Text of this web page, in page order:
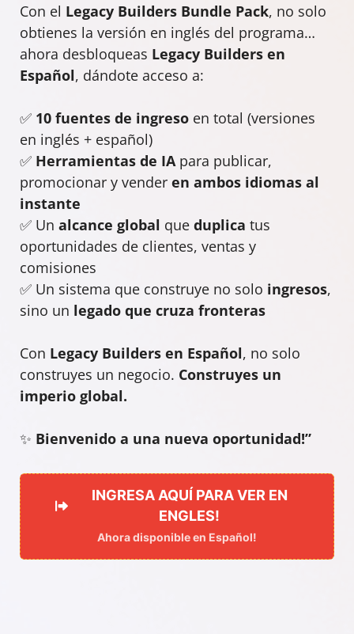
Con el Legacy Builders Bundle Pack, no solo
obtienes la versión en inglés del programa…
ahora desbloqueas Legacy Builders en
Español, dándote acceso a:
✅ 10 fuentes de ingreso en total (versiones
en inglés + español)
✅ Herramientas de IApara publicar,
promocionar y vender en ambos idiomas al
instante
✅ Un alcance global que duplica tus
oportunidades de clientes, ventas y
comisiones
✅ Un sistema que construye no solo ingresos,
sino un legado que cruza fronteras
Con Legacy Builders en Español, no solo
construyes un negocio. Construyes un
imperio global.
✨ Bienvenido a una nueva oportunidad!”
INGRESA AQUÍ PARA VER EN
ENGLES!
Ahora disponible en Español!